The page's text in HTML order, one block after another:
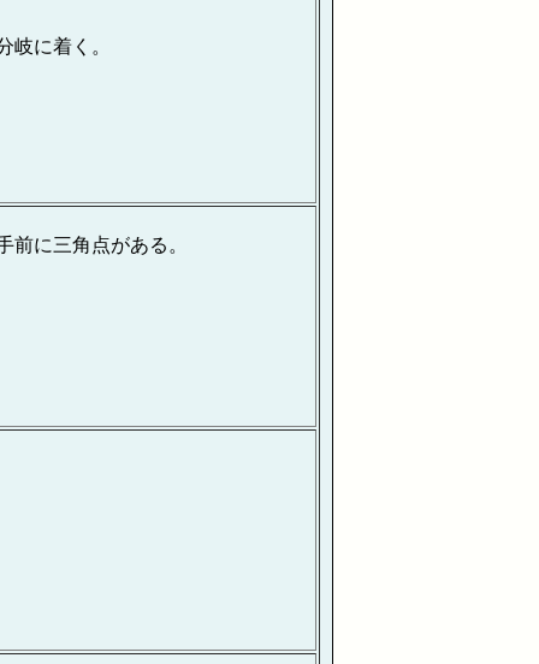
岐に着く。
前に三角点がある。